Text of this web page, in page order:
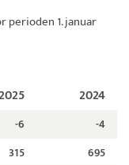
perioden 1. januar
2024
-6
-4
315
695